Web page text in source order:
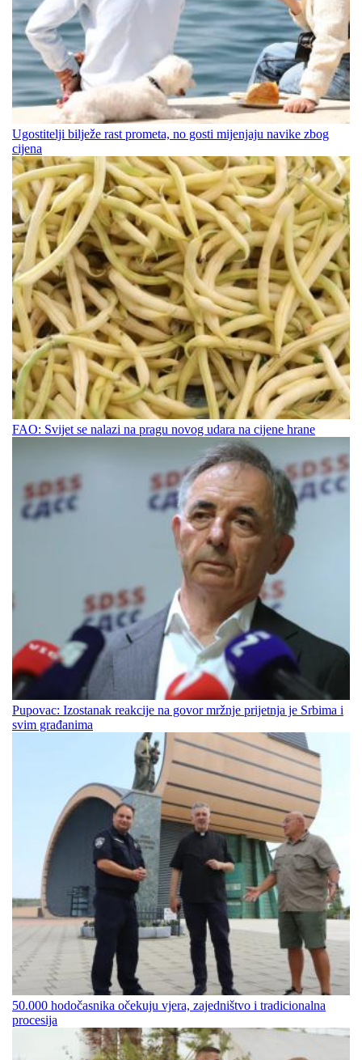
Ugostitelji bilježe rast prometa, no gosti mijenjaju navike zbog
cijena
FAO: Svijet se nalazi na pragu novog udara na cijene hrane
Pupovac: Izostanak reakcije na govor mržnje prijetnja je Srbima i
svim građanima
50.000 hodočasnika očekuju vjera, zajedništvo i tradicionalna
procesija